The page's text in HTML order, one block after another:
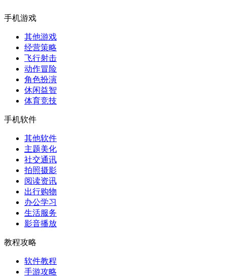
手机游戏
其他游戏
经营策略
飞行射击
动作冒险
角色扮演
休闲益智
体育竞技
手机软件
其他软件
主题美化
社交通讯
拍照摄影
阅读资讯
出行购物
办公学习
生活服务
影音播放
教程攻略
软件教程
手游攻略